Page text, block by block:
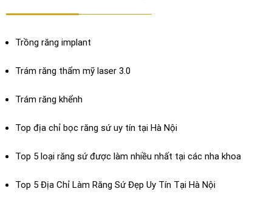
Trồng răng implant
Trám răng thẩm mỹ laser 3.0
Trám răng khểnh
Top địa chỉ bọc răng sứ uy tín tại Hà Nội
Top 5 loại răng sứ được làm nhiều nhất tại các nha khoa
Top 5 Địa Chỉ Làm Răng Sứ Đẹp Uy Tín Tại Hà Nội